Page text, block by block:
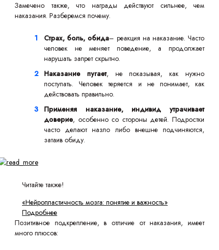
Замечено также, что награды действуют сильнее, чем
наказания. Разберемся почему.
Страх, боль, обида– реакция на наказание. Часто
человек не меняет поведение, а продолжает
нарушать запрет скрытно.
Наказание пугает, не показывая, как нужно
поступать. Человек теряется и не понимает, как
действовать правильно.
Применяя наказание, индивид утрачивает
доверие, особенно со стороны детей. Подростки
часто делают назло либо внешне подчиняются,
затаив обиду.
Читайте также!
«Нейропластичность мозга: понятие и важность»
Подробнее
Позитивное подкрепление, в отличие от наказания, имеет
много плюсов: